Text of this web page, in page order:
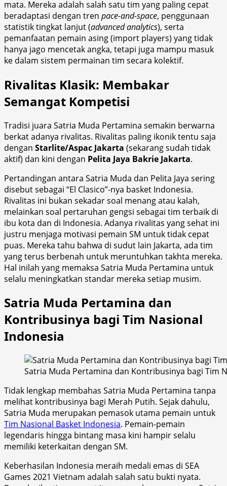
mata. Mereka adalah salah satu tim yang paling cepat
beradaptasi dengan tren pace-and-space, penggunaan
statistik tingkat lanjut (advanced analytics), serta
pemanfaatan pemain asing (import players) yang tidak
hanya jago mencetak angka, tetapi juga mampu masuk
ke dalam sistem permainan tim secara kolektif.
Rivalitas Klasik: Membakar
Semangat Kompetisi
Tradisi juara Satria Muda Pertamina semakin berwarna
berkat adanya rivalitas. Rivalitas paling ikonik tentu saja
dengan Starlite/Aspac Jakarta (sekarang sudah tidak
aktif) dan kini dengan Pelita Jaya Bakrie Jakarta.
Pertandingan antara Satria Muda dan Pelita Jaya sering
disebut sebagai “El Clasico”-nya basket Indonesia.
Rivalitas ini bukan sekadar soal menang atau kalah,
melainkan soal pertaruhan gengsi sebagai tim terbaik di
ibu kota dan di Indonesia. Adanya rivalitas yang sehat ini
justru menjaga motivasi pemain SM untuk tidak cepat
puas. Mereka tahu bahwa di sudut lain Jakarta, ada tim
yang terus berbenah untuk meruntuhkan takhta mereka.
Hal inilah yang memaksa Satria Muda Pertamina untuk
selalu meningkatkan standar mereka setiap musim.
Satria Muda Pertamina dan
Kontribusinya bagi Tim Nasional
Indonesia
Satria Muda Pertamina dan Kontribusinya bagi Tim
Tidak lengkap membahas Satria Muda Pertamina tanpa
melihat kontribusinya bagi Merah Putih. Sejak dahulu,
Satria Muda merupakan pemasok utama pemain untuk
Tim Nasional Basket Indonesia. Pemain-pemain
legendaris hingga bintang masa kini hampir selalu
memiliki keterkaitan dengan SM.
Keberhasilan Indonesia meraih medali emas di SEA
Games 2021 Vietnam adalah salah satu bukti nyata.